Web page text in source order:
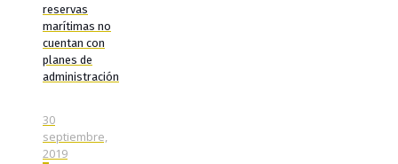
reservas
marítimas no
cuentan con
planes de
administración
30
septiembre,
2019